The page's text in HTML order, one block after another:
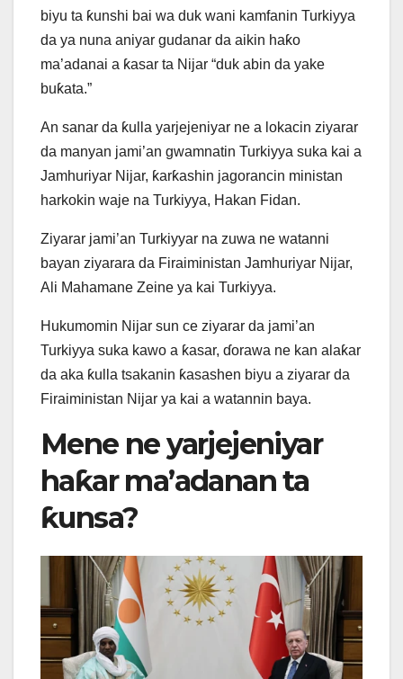
biyu ta ƙunshi bai wa duk wani kamfanin Turkiyya
da ya nuna aniyar gudanar da aikin haƙo
ma’adanai a ƙasar ta Nijar “duk abin da yake
buƙata.”
An sanar da ƙulla yarjejeniyar ne a lokacin ziyarar
da manyan jami’an gwamnatin Turkiyya suka kai a
Jamhuriyar Nijar, ƙarƙashin jagorancin ministan
harkokin waje na Turkiyya, Hakan Fidan.
Ziyarar jami’an Turkiyyar na zuwa ne watanni
bayan ziyarara da Firaiministan Jamhuriyar Nijar,
Ali Mahamane Zeine ya kai Turkiyya.
Hukumomin Nijar sun ce ziyarar da jami’an
Turkiyya suka kawo a ƙasar, ɗorawa ne kan alaƙar
da aka ƙulla tsakanin ƙasashen biyu a ziyarar da
Firaiministan Nijar ya kai a watannin baya.
Mene ne yarjejeniyar
haƙar ma’adanan ta
ƙunsa?